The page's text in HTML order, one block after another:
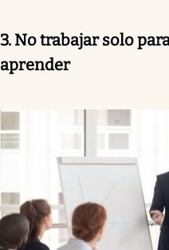
3. No trabajar solo
aprender